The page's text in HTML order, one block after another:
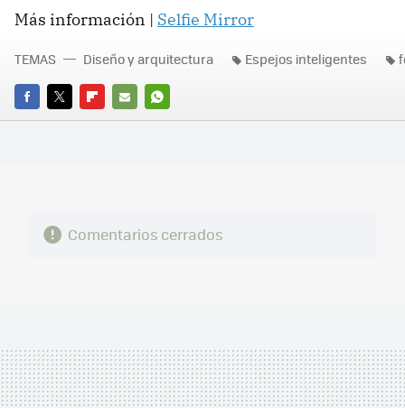
Más información | Selfie Mirror
FACEBOOK
TWITTERFLIPBOARD
E-
WHATSAPP
TEMAS Diseño y arquitectura Espejos inteligentes
Comentarios cerrados